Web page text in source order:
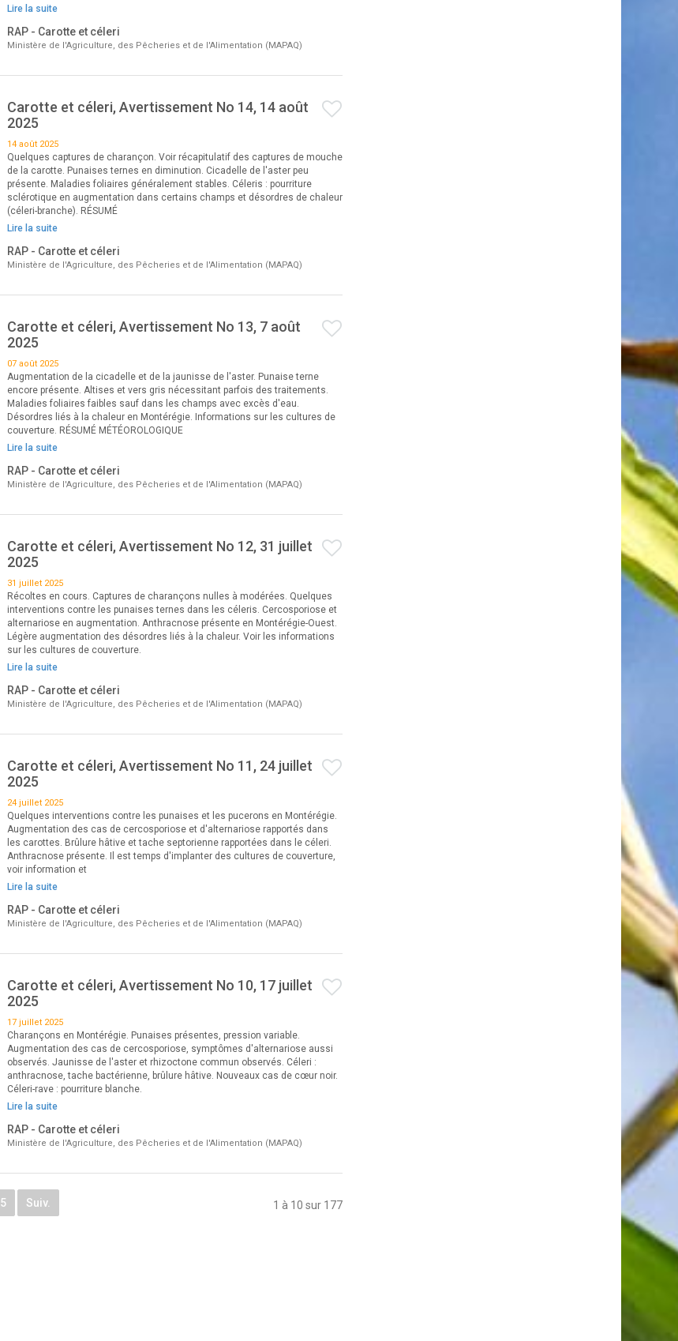
Lire la suite
RAP - Carotte et céleri
Ministère de l'Agriculture, des Pêcheries et de l'Alimentation (MAPAQ)
Carotte et céleri, Avertissement No 14, 14 août
2025
14 août 2025
Quelques captures de charançon. Voir récapitulatif des captures de mouche
de la carotte. Punaises ternes en diminution. Cicadelle de l'aster peu
présente. Maladies foliaires généralement stables. Céleris : pourriture
sclérotique en augmentation dans certains champs et désordres de chaleur
(céleri-branche). RÉSUMÉ
Lire la suite
RAP - Carotte et céleri
Ministère de l'Agriculture, des Pêcheries et de l'Alimentation (MAPAQ)
Carotte et céleri, Avertissement No 13, 7 août
2025
07 août 2025
Augmentation de la cicadelle et de la jaunisse de l'aster. Punaise terne
encore présente. Altises et vers gris nécessitant parfois des traitements.
Maladies foliaires faibles sauf dans les champs avec excès d'eau.
Désordres liés à la chaleur en Montérégie. Informations sur les cultures de
couverture. RÉSUMÉ MÉTÉOROLOGIQUE
Lire la suite
RAP - Carotte et céleri
Ministère de l'Agriculture, des Pêcheries et de l'Alimentation (MAPAQ)
Carotte et céleri, Avertissement No 12, 31 juillet
2025
31 juillet 2025
Récoltes en cours. Captures de charançons nulles à modérées. Quelques
interventions contre les punaises ternes dans les céleris. Cercosporiose et
alternariose en augmentation. Anthracnose présente en Montérégie-Ouest.
Légère augmentation des désordres liés à la chaleur. Voir les informations
sur les cultures de couverture.
Lire la suite
RAP - Carotte et céleri
Ministère de l'Agriculture, des Pêcheries et de l'Alimentation (MAPAQ)
Carotte et céleri, Avertissement No 11, 24 juillet
2025
24 juillet 2025
Quelques interventions contre les punaises et les pucerons en Montérégie.
Augmentation des cas de cercosporiose et d'alternariose rapportés dans
les carottes. Brûlure hâtive et tache septorienne rapportées dans le céleri.
Anthracnose présente. Il est temps d'implanter des cultures de couverture,
voir information et
Lire la suite
RAP - Carotte et céleri
Ministère de l'Agriculture, des Pêcheries et de l'Alimentation (MAPAQ)
Carotte et céleri, Avertissement No 10, 17 juillet
2025
17 juillet 2025
Charançons en Montérégie. Punaises présentes, pression variable.
Augmentation des cas de cercosporiose, symptômes d'alternariose aussi
observés. Jaunisse de l'aster et rhizoctone commun observés. Céleri :
anthracnose, tache bactérienne, brûlure hâtive. Nouveaux cas de cœur noir.
Céleri-rave : pourriture blanche.
Lire la suite
RAP - Carotte et céleri
Ministère de l'Agriculture, des Pêcheries et de l'Alimentation (MAPAQ)
5 Suiv. 1 à 10 sur 177